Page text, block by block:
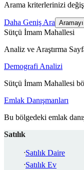
Arama kriterlerinizi
Daha Geniş Ara
Sütçü İmam Mahallesi
Analiz ve Araştırma
Demografi Analizi
Sütçü İmam Mahallesi
Emlak Danışmanları
Bu bölgedeki emlak
Satılık
Satılık Daire
Satılık Ev